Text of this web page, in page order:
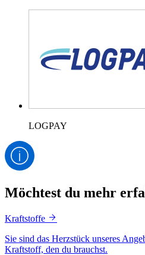
LOGPAY
Möchtest du mehr
Kraftstoffe
Sie sind das Herzstück unseres
Kraftstoff, den du brauchst.